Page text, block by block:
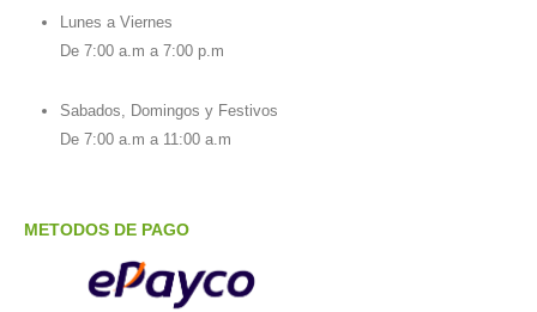
Lunes a Viernes
De 7:00 a.m a 7:00 p.m
Sabados, Domingos y Festivos
De 7:00 a.m a 11:00 a.m
METODOS DE PAGO